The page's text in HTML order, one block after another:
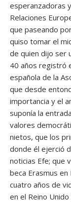
esperanzadoras
Relaciones
que paseando
quiso tomar el
de quien dijo ser
40 años registró
española de la
que desde
importancia y el
suponía la
valores
nietos, que los
donde él ejerció
noticias Efe; que
beca Erasmus
cuatro años de
en el Reino